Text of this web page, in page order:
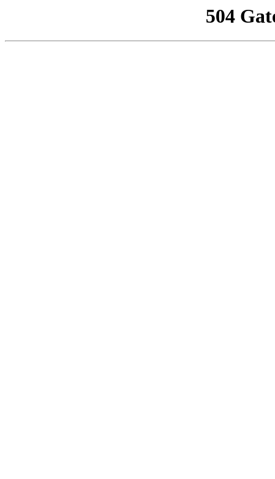
504